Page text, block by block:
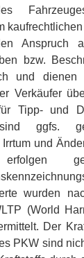
Anspruch
bzw.
und dienen
Verkäufer
Tipp- und
sind ggfs.
und
wurden
(World
Der
PKW sind